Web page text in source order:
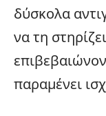
δύσκολα
να τη
παραμένει